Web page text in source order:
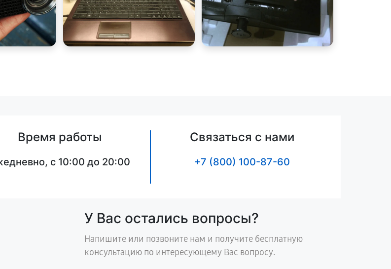
Время работы
с 10:00 до 20:00
Связаться с нами
+7 (800) 100-87-60
У Вас остались вопросы?
Напишите или позвоните нам и получите бесплатную
консультацию по интересующему Вас вопросу.